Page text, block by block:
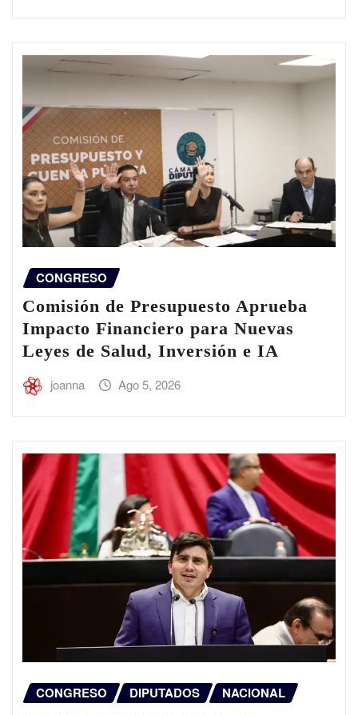
CONGRESO
Comisión de Presupuesto Aprueba
Impacto Financiero para Nuevas
Leyes de Salud, Inversión e IA
joanna Ago 5, 2026
CONGRESO DIPUTADOS NACIONAL